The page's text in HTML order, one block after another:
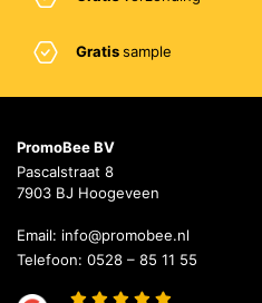
Gratissample
PromoBee BV
Pascalstraat 8
7903 BJ Hoogeveen
Email: info@promobee.nl
Telefoon: 0528 – 85 11 55